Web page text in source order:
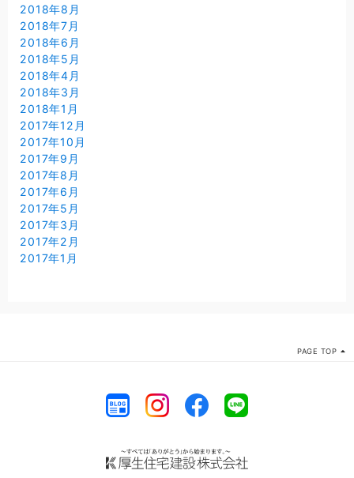
2018年8月
2018年7月
2018年6月
2018年5月
2018年4月
2018年3月
2018年1月
2017年12月
2017年10月
2017年9月
2017年8月
2017年6月
2017年5月
2017年3月
2017年2月
2017年1月
PAGE TOP